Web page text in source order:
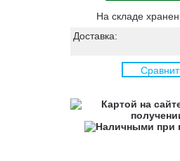
На складе
Доставка: